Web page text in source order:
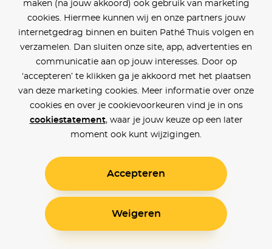
maken (na jouw akkoord) ook gebruik van marketing
cookies. Hiermee kunnen wij en onze partners jouw
internetgedrag binnen en buiten Pathé Thuis volgen en
verzamelen. Dan sluiten onze site, app, advertenties en
communicatie aan op jouw interesses. Door op
‘accepteren’ te klikken ga je akkoord met het plaatsen
van deze marketing cookies. Meer informatie over onze
cookies en over je cookievoorkeuren vind je in ons
cookiestatement, waar je jouw keuze op een later
moment ook kunt wijzigingen.
Accepteren
Weigeren